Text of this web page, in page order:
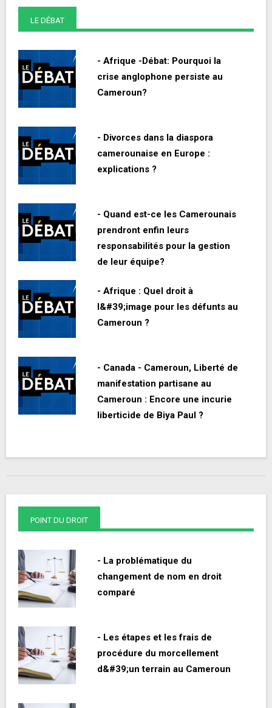
LE DÉBAT
- Afrique -Débat: Pourquoi la
crise anglophone persiste au
Cameroun?
- Divorces dans la diaspora
camerounaise en Europe :
explications ?
- Quand est-ce les Camerounais
prendront enfin leurs
responsabilités pour la gestion
de leur équipe?
- Afrique : Quel droit à
l&#39;image pour les défunts au
Cameroun ?
- Canada - Cameroun, Liberté de
manifestation partisane au
Cameroun : Encore une incurie
liberticide de Biya Paul ?
POINT DU DROIT
- La problématique du
changement de nom en droit
comparé
- Les étapes et les frais de
procédure du morcellement
d&#39;un terrain au Cameroun